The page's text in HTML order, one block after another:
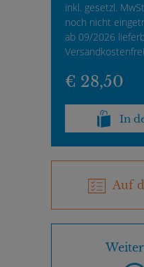
inkl. gesetzl.
noch nicht
ab 09/2026
€ 28,50
In
Auf